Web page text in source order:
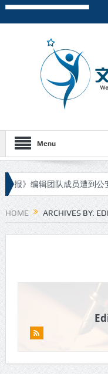
Menu
辑团队成员遭到公安机关
HOME ARCHIVES BY: